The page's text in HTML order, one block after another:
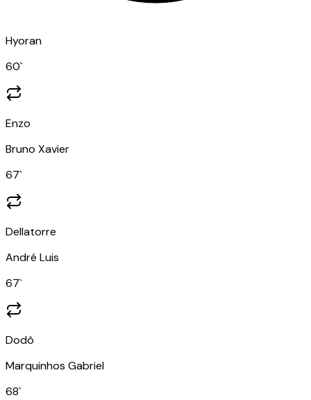
Hyoran
60`
Enzo
Bruno Xavier
67`
Dellatorre
André Luis
67`
Dodô
Marquinhos Gabriel
68`